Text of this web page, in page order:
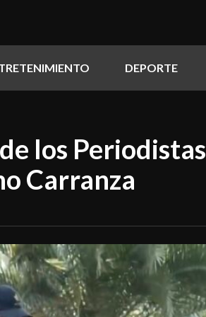
DEPORTE
los Periodistas
Carranza